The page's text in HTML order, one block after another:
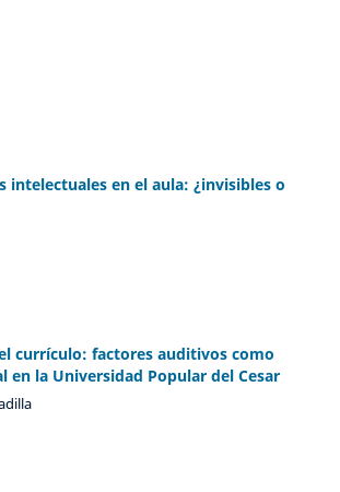
intelectuales en el aula: ¿invisibles o
currículo: factores auditivos como
en la Universidad Popular del Cesar